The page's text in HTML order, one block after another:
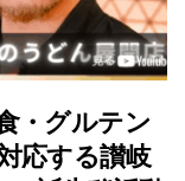
・グルテン
応する讃岐